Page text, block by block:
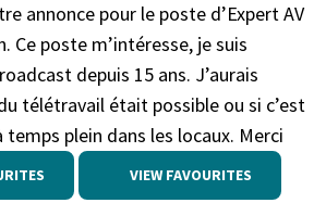
annonce pour le poste d’Expert AV
Ce poste m’intéresse, je suis
depuis 15 ans. J’aurais
télétravail était possible ou si c’est
plein dans les locaux. Merci
VIEW FAVOURITES